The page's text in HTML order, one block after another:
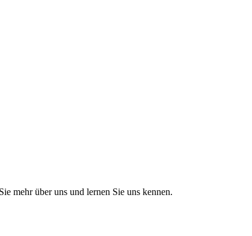
mehr über uns und lernen Sie uns kennen.